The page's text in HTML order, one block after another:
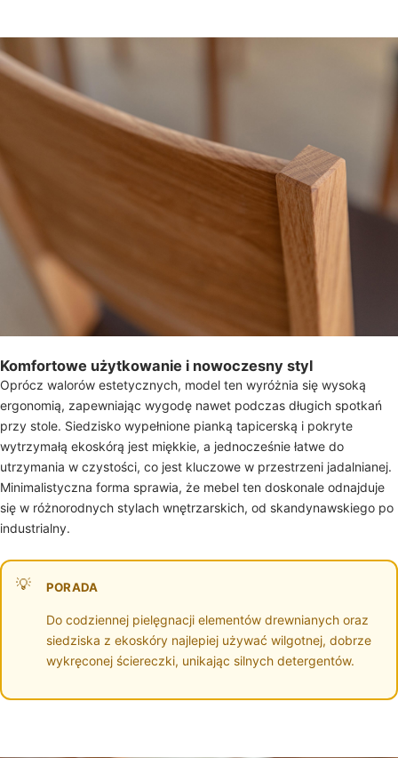
Komfortowe użytkowanie i nowoczesny styl
Oprócz walorów estetycznych, model ten wyróżnia się wysoką
ergonomią, zapewniając wygodę nawet podczas długich spotkań
przy stole. Siedzisko wypełnione pianką tapicerską i pokryte
wytrzymałą ekoskórą jest miękkie, a jednocześnie łatwe do
utrzymania w czystości, co jest kluczowe w przestrzeni jadalnianej.
Minimalistyczna forma sprawia, że mebel ten doskonale odnajduje
się w różnorodnych stylach wnętrzarskich, od skandynawskiego po
industrialny.
PORADA
Do codziennej pielęgnacji elementów drewnianych oraz
siedziska z ekoskóry najlepiej używać wilgotnej, dobrze
wykręconej ściereczki, unikając silnych detergentów.